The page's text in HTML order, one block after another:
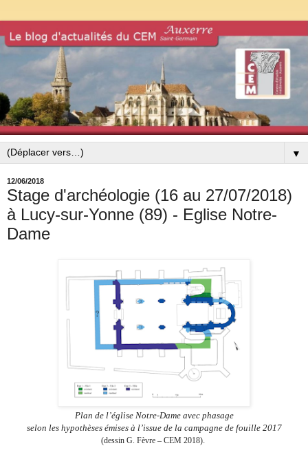
▼
12/06/2018
Stage d'archéologie (16 au 27/07/2018)
à Lucy-sur-Yonne (89) - Eglise Notre-
Dame
Plan de l’église Notre-Dame avec phasage
selon les hypothèses émises à l’issue de la campagne de fouille 2017
(dessin G. Fèvre – CEM 2018).